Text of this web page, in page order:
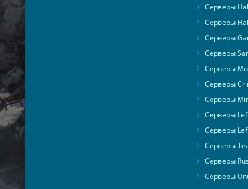
Серверы
Серверы
Серверы
Серверы
Серверы
Серверы
Серверы
Серверы
Серверы
Серверы
Серверы
Серверы